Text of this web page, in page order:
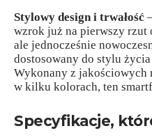
Stylowy design i trwałość
wzrok już na pierwszy rzut
ale jednocześnie
dostosowany do stylu
Wykonany z jakościowych
w kilku kolorach, ten
Specyfikacje,